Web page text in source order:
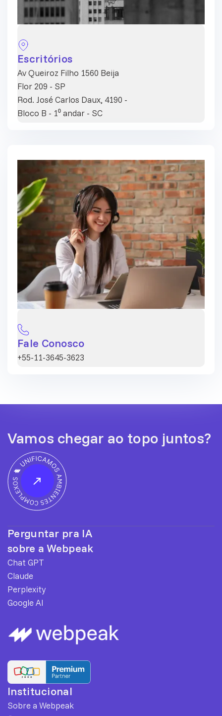
Escritórios
Av Queiroz Filho 1560 Beija
Flor 209 - SP
Rod. José Carlos Daux, 4190 -
Bloco B - 1⁰ andar - SC
Fale Conosco
+55-11-3645-3623
Vamos chegar ao topo juntos?
Perguntar pra IA
sobre a Webpeak
Chat GPT
Claude
Perplexity
Google AI
Institucional
Sobre a Webpeak